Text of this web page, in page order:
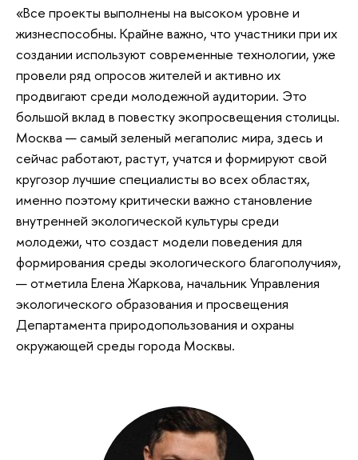
«Все проекты выполнены на высоком уровне и
жизнеспособны. Крайне важно, что участники при их
создании используют современные технологии, уже
провели ряд опросов жителей и активно их
продвигают среди молодежной аудитории. Это
большой вклад в повестку экопросвещения столицы.
Москва — самый зеленый мегаполис мира, здесь и
сейчас работают, растут, учатся и формируют свой
кругозор лучшие специалисты во всех областях,
именно поэтому критически важно становление
внутренней экологической культуры среди
молодежи, что создаст модели поведения для
формирования среды экологического благополучия»,
— отметила Елена Жаркова, начальник Управления
экологического образования и просвещения
Департамента природопользования и охраны
окружающей среды города Москвы.